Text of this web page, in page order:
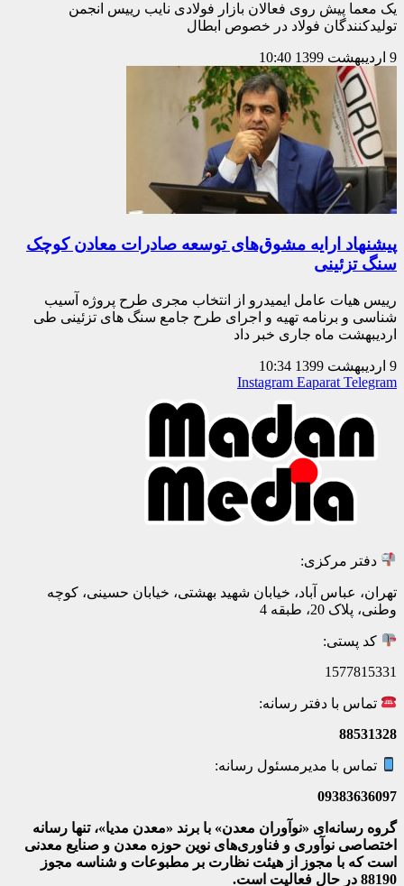
یک معما پیش روی فعالان بازار فولادی نایب رییس انجمن
تولیدکنندگان فولاد در خصوص ابطال
9 اردیبهشت 1399 10:40
پیشنهاد ارایه مشوق‌های توسعه صادرات معادن کوچک
سنگ تزئینی
رییس هیات عامل ایمیدرو از انتخاب مجری طرح پروژه آسیب
شناسی و برنامه تهیه و اجرای طرح جامع سنگ های تزئینی طی
اردیبهشت ماه جاری خبر داد
9 اردیبهشت 1399
10:34
Instagram Eaparat Telegram
دفتر مرکزی:
تهران، عباس آباد، خیابان شهید بهشتی، خیابان حسینی، کوچه
وطنی، پلاک 20، طبقه 4
کد پستی:
1577815331
تماس با دفتر رسانه:
88531328
تماس با مدیرمسئول رسانه:
09383636097
گروه رسانه‌ای «نوآوران معدن» با برند «معدن مدیا»، تنها رسانه
اختصاصی نوآوری و فناوری‌های نوین حوزه معدن و صنایع معدنی‌
است که با مجوز از هیئت نظارت بر مطبوعات و شناسه مجوز
88190 در حال فعالیت است.